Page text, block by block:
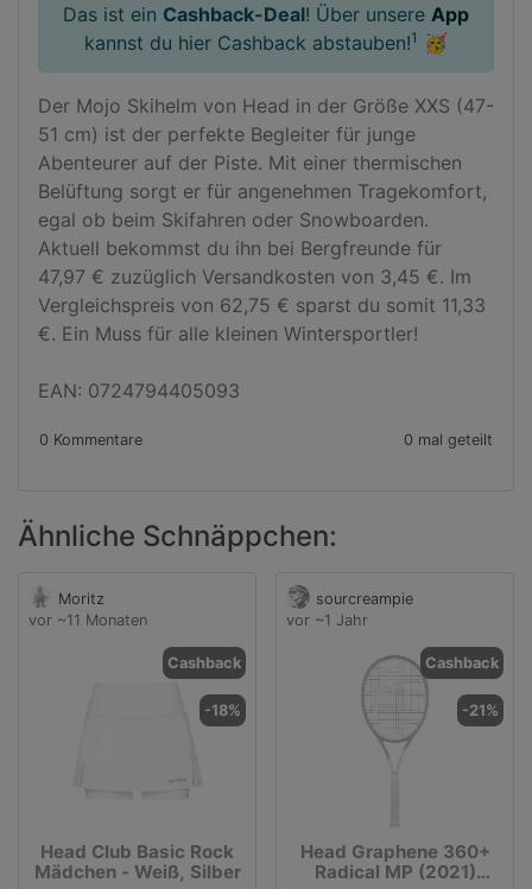
Das ist ein Cashback-Deal! Über unsere App
kannst du hier Cashback abstauben!1 🥳
Der Mojo Skihelm von Head in der Größe XXS (47-
51 cm) ist der perfekte Begleiter für junge
Abenteurer auf der Piste. Mit einer thermischen
Belüftung sorgt er für angenehmen Tragekomfort,
egal ob beim Skifahren oder Snowboarden.
Aktuell bekommst du ihn bei Bergfreunde für
47,97 € zuzüglich Versandkosten von 3,45 €. Im
Vergleichspreis von 62,75 € sparst du somit 11,33
€. Ein Muss für alle kleinen Wintersportler!
EAN: 0724794405093
0 Kommentare 0 mal geteilt
Ähnliche Schnäppchen:
Moritz
vor ~11 Monaten
Cashback
-18%
Head Club Basic Rock
Mädchen - Weiß, Silber
sourcreampie
vor ~1 Jahr
Cashback
-21%
Head Graphene 360+
Radical MP (2021)